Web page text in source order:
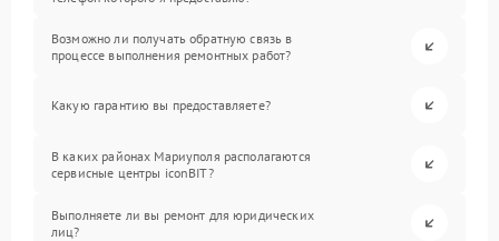
Возможно ли получать обратную связь в
процессе выполнения ремонтных работ?
Какую гарантию вы предоставляете?
В каких районах Мариуполя располагаются
сервисные центры iconBIT?
Выполняете ли вы ремонт для юридических
лиц?